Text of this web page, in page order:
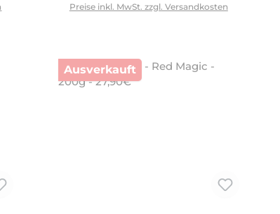
Preise inkl. MwSt. zzgl. Versandkosten
Ausverkauft